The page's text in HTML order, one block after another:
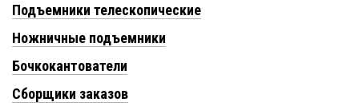
Подъемники телескопические
Ножничные подъемники
Бочкокантователи
Сборщики заказов